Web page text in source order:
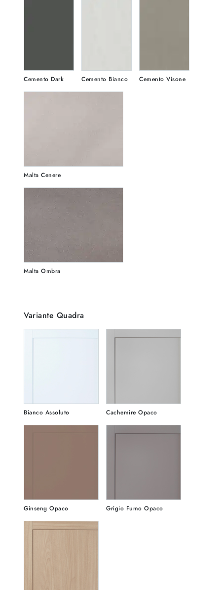
Cemento Dark Cemento Bianco Cemento Visone
Malta Cenere
Malta Ombra
Variante Quadra
Bianco Assoluto Cachemire Opaco
Ginseng Opaco Grigio Fumo Opaco